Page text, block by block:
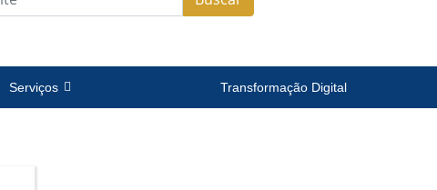
Serviços Transformação Digital